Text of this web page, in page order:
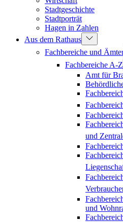
Stadtgeschichte
Stadtporträt
Hagen in Zahlen
Aus dem Rathaus
Fachbereiche und
Fachbereiche A-Z
Amt für
und
und